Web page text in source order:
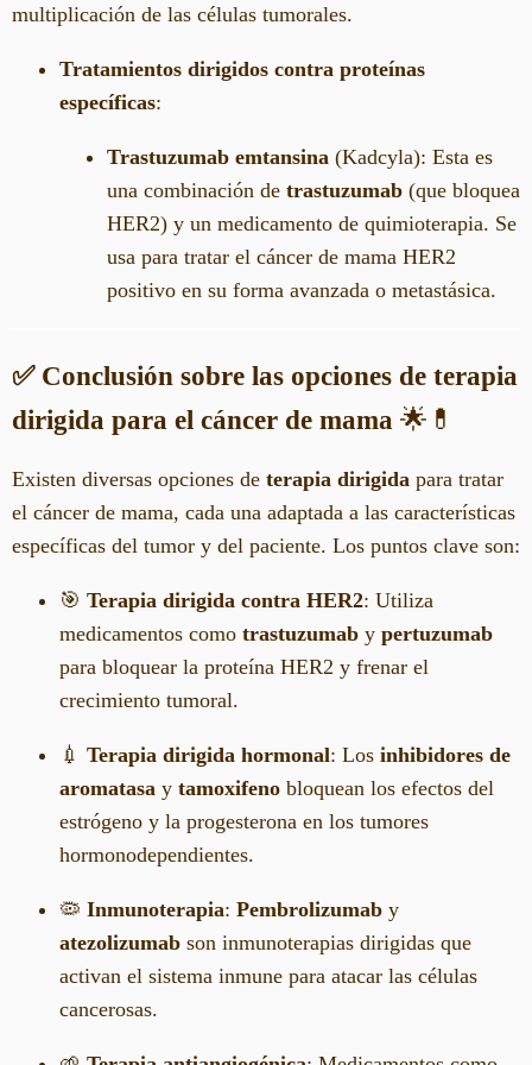
multiplicación de las células tumorales.
Tratamientos dirigidos contra proteínas
específicas:
Trastuzumab emtansina (Kadcyla): Esta es
una combinación de trastuzumab (que bloquea
HER2) y un medicamento de quimioterapia. Se
usa para tratar el cáncer de mama HER2
positivo en su forma avanzada o metastásica.
✅ Conclusión sobre las opciones de terapia
dirigida para el cáncer de mama 🌟💊
Existen diversas opciones de terapia dirigida para tratar
el cáncer de mama, cada una adaptada a las características
específicas del tumor y del paciente. Los puntos clave son:
🎯 Terapia dirigida contra HER2: Utiliza
medicamentos como trastuzumab y pertuzumab
para bloquear la proteína HER2 y frenar el
crecimiento tumoral.
💉 Terapia dirigida hormonal: Los inhibidores de
aromatasa y tamoxifeno bloquean los efectos del
estrógeno y la progesterona en los tumores
hormonodependientes.
🦠 Inmunoterapia: Pembrolizumab y
atezolizumab son inmunoterapias dirigidas que
activan el sistema inmune para atacar las células
cancerosas.